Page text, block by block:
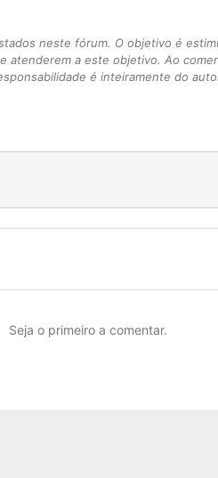
neste fórum. O objetivo é
atenderem a este objetivo. Ao
é inteiramente do
Seja o primeiro a comentar.